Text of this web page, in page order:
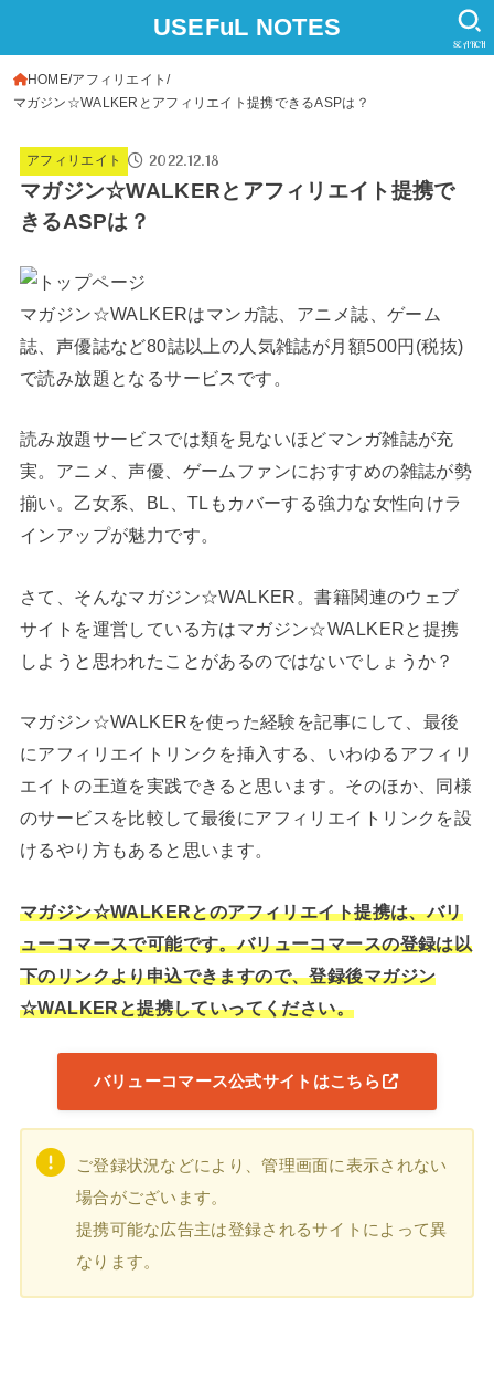
USEFuL NOTES
SEARCH
HOME アフィリエイト
マガジン☆WALKERとアフィリエイト提携できるASPは？
アフィリエイト 2022.12.18
マガジン☆WALKERとアフィリエイト提携で
きるASPは？
マガジン☆WALKERはマンガ誌、アニメ誌、ゲーム
誌、声優誌など80誌以上の人気雑誌が月額500円(税抜)
で読み放題となるサービスです。
読み放題サービスでは類を見ないほどマンガ雑誌が充
実。アニメ、声優、ゲームファンにおすすめの雑誌が勢
揃い。乙女系、BL、TLもカバーする強力な女性向けラ
インアップが魅力です。
さて、そんなマガジン☆WALKER。書籍関連のウェブ
サイトを運営している方はマガジン☆WALKERと提携
しようと思われたことがあるのではないでしょうか？
マガジン☆WALKERを使った経験を記事にして、最後
にアフィリエイトリンクを挿入する、いわゆるアフィリ
エイトの王道を実践できると思います。そのほか、同様
のサービスを比較して最後にアフィリエイトリンクを設
けるやり方もあると思います。
マガジン☆WALKERとのアフィリエイト提携は、バリ
ューコマースで可能です。バリューコマースの登録は以
下のリンクより申込できますので、登録後マガジン
☆WALKERと提携していってください。
バリューコマース公式サイトはこちら
ご登録状況などにより、管理画面に表示されない
場合がございます。
提携可能な広告主は登録されるサイトによって異
なります。